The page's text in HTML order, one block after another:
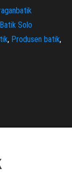
Solo
, Produsen batik,